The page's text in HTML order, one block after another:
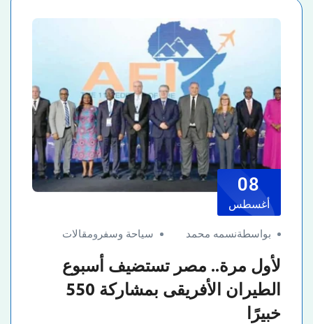
08
أغسطس
بواسطةنسمه محمد سياحة وسفر ومقالات
لأول مرة.. مصر تستضيف أسبوع
الطيران الأفريقى بمشاركة 550
خبيرًا